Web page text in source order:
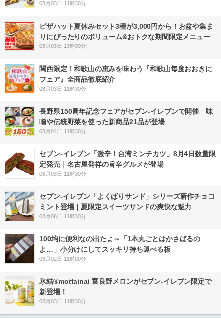
08月03日 11時30分
ピザハット夏休みセット3種が3,000円から！お盆や集ま
りにぴったりのボリューム&おトクな期間限定メニュー
08月03日 13時00分
関西限定！和歌山の恵みを味わう『和歌山毎度おおきに
フェア』全商品徹底紹介
08月03日 11時30分
長野県150周年記念フェアがセブン-イレブンで開催 味
噌や伝統野菜を使った新商品21品が登場
08月04日 11時30分
セブン-イレブン「激辛！台湾ミンチカツ」8月4日数量限
定発売｜名古屋発祥の旨辛グルメが登場
08月03日 11時30分
セブン‐イレブン「よくばりサンド」シリーズ新作チョコ
ミント登場｜夏限定スイーツサンドの爽快な魅力
08月06日 11時30分
100均に便利なの出たよ～「1本丸ごとはかさばるの
よ…」小分けにしてスッキリ持ち運べる板
08月02日 11時00分
氷結®mottainai 富良野メロンがセブン‐イレブン限定で
新登場！
08月03日 11時30分